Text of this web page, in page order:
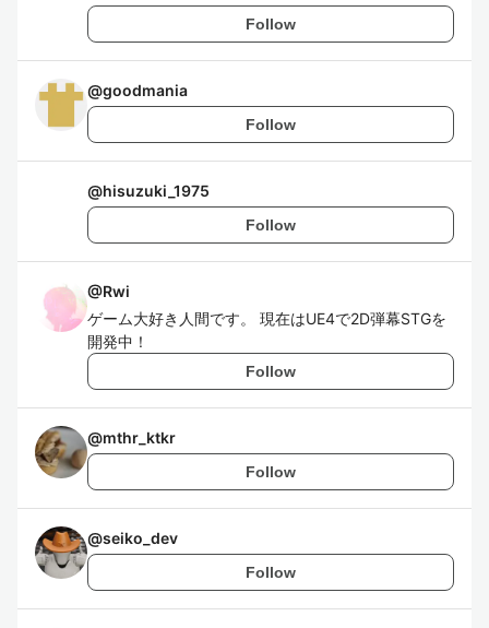
Follow
@goodmania
Follow
@hisuzuki_1975
Follow
@Rwi
ゲーム大好き人間です。 現在はUE4で2D弾幕STGを
開発中！
Follow
@mthr_ktkr
Follow
@seiko_dev
Follow